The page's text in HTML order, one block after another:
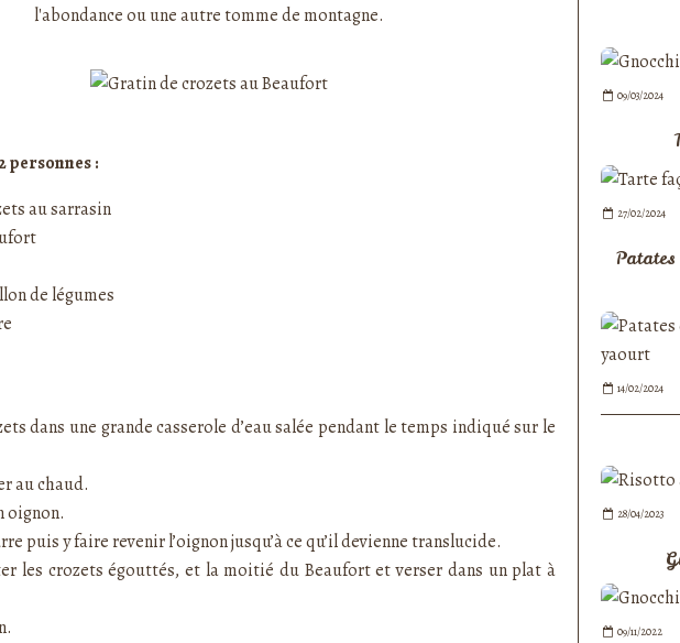
l'abondance ou une autre tomme de montagne.
personnes :
au sarrasin
de légumes
dans une grande casserole d’eau salée pendant le temps indiqué sur le
au chaud.
oignon.
puis y faire revenir l’oignon jusqu’à ce qu’il devienne translucide.
les crozets égouttés, et la moitié du Beaufort et verser dans un plat à
09/03/2024
27/02/2024
14/02/2024
28/04/2023
09/11/2022